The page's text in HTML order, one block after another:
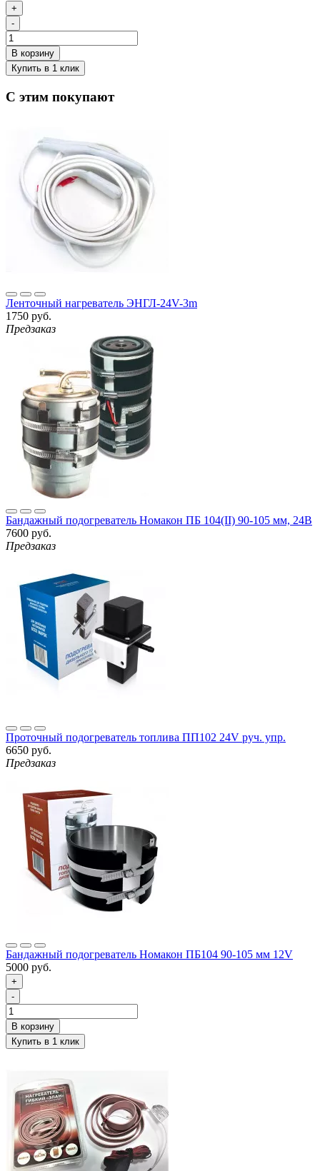
+
-
С этим покупают
Ленточный нагреватель ЭНГЛ-24V-3m
1750 руб.
Предзаказ
Бандажный подогреватель Номакон ПБ 104(II) 90-105 мм, 24В
7600 руб.
Предзаказ
Проточный подогреватель топлива ПП102 24V руч. упр.
6650 руб.
Предзаказ
Бандажный подогреватель Номакон ПБ104 90-105 мм 12V
5000 руб.
+
-